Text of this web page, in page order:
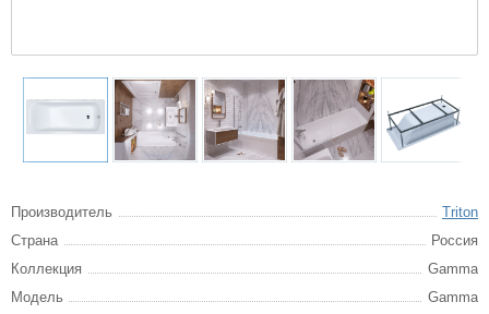
Производитель
Triton
Страна
Россия
Коллекция
Gamma
Модель
Gamma